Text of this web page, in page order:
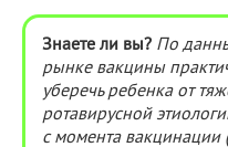
Знаете ли вы? По
рынке вакцины
уберечь ребенка от
ротавирусной
с момента вакцинации